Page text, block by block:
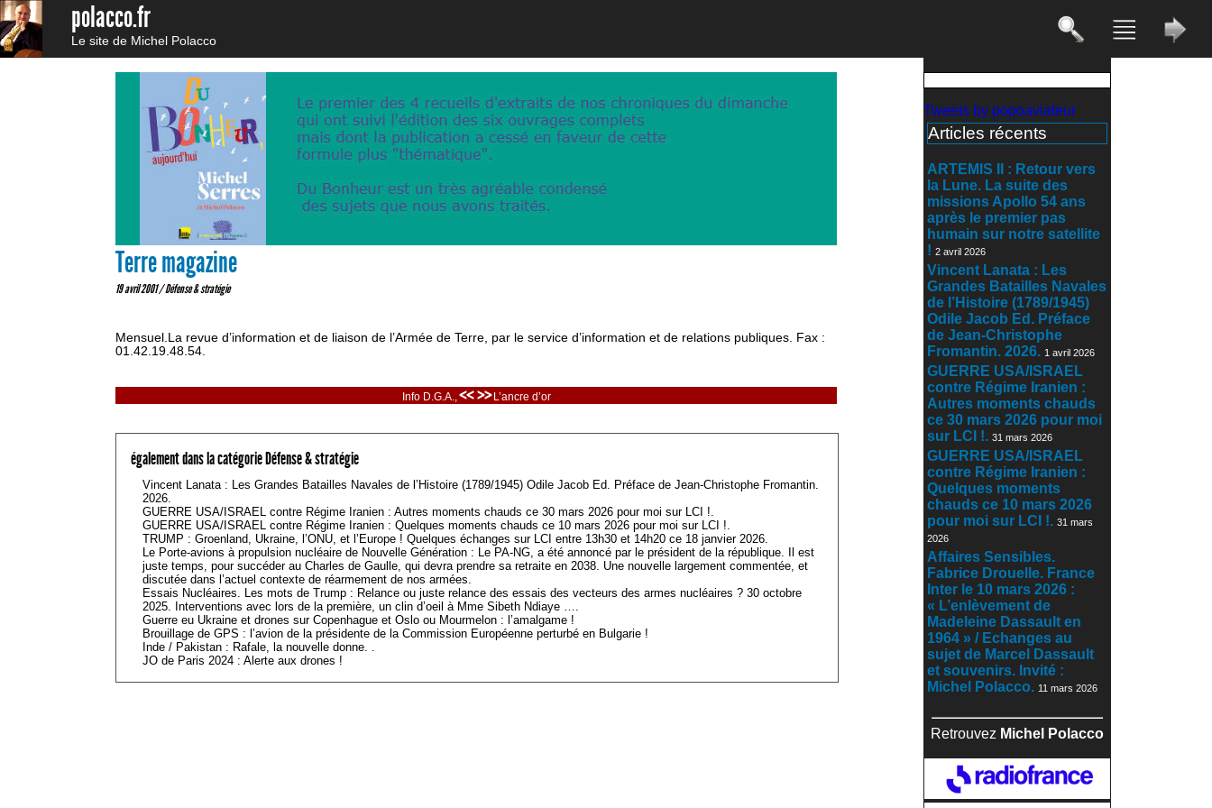
polacco.fr
Le site de Michel Polacco
Tweets by popoaviateur
Articles récents
ARTEMIS II : Retour vers
la Lune. La suite des
missions Apollo 54 ans
après le premier pas
humain sur notre satellite
! 2 avril 2026
Vincent Lanata : Les
Grandes Batailles Navales
de l’Histoire (1789/1945)
Odile Jacob Ed. Préface
de Jean-Christophe
Fromantin. 2026. 1 avril 2026
GUERRE USA/ISRAEL
contre Régime Iranien :
Autres moments chauds
ce 30 mars 2026 pour moi
sur LCI !. 31 mars 2026
GUERRE USA/ISRAEL
contre Régime Iranien :
Quelques moments
chauds ce 10 mars 2026
pour moi sur LCI !. 31 mars
2026
Affaires Sensibles.
Fabrice Drouelle. France
Inter le 10 mars 2026 :
« L’enlèvement de
Madeleine Dassault en
1964 » / Echanges au
sujet de Marcel Dassault
et souvenirs. Invité :
Michel Polacco. 11 mars 2026
Retrouvez Michel Polacco
Terre magazine
19 avril 2001 /Défense & stratégie
Mensuel.La revue d’information et de liaison de l’Armée de Terre, par le service d’information et de relations publiques. Fax :
01.42.19.48.54.
Info D.G.A.,<< >> L’ancre d’or
également dans la catégorie Défense & stratégie
Vincent Lanata : Les Grandes Batailles Navales de l’Histoire (1789/1945) Odile Jacob Ed. Préface de Jean-Christophe Fromantin.
2026.
GUERRE USA/ISRAEL contre Régime Iranien : Autres moments chauds ce 30 mars 2026 pour moi sur LCI !.
GUERRE USA/ISRAEL contre Régime Iranien : Quelques moments chauds ce 10 mars 2026 pour moi sur LCI !.
TRUMP : Groenland, Ukraine, l’ONU, et l’Europe ! Quelques échanges sur LCI entre 13h30 et 14h20 ce 18 janvier 2026.
Le Porte-avions à propulsion nucléaire de Nouvelle Génération : Le PA-NG, a été annoncé par le président de la république. Il est
juste temps, pour succéder au Charles de Gaulle, qui devra prendre sa retraite en 2038. Une nouvelle largement commentée, et
discutée dans l’actuel contexte de réarmement de nos armées.
Essais Nucléaires. Les mots de Trump : Relance ou juste relance des essais des vecteurs des armes nucléaires ? 30 octobre
2025. Interventions avec lors de la première, un clin d’oeil à Mme Sibeth Ndiaye ….
Guerre eu Ukraine et drones sur Copenhague et Oslo ou Mourmelon : l’amalgame !
Brouillage de GPS : l’avion de la présidente de la Commission Européenne perturbé en Bulgarie !
Inde / Pakistan : Rafale, la nouvelle donne. .
JO de Paris 2024 : Alerte aux drones !